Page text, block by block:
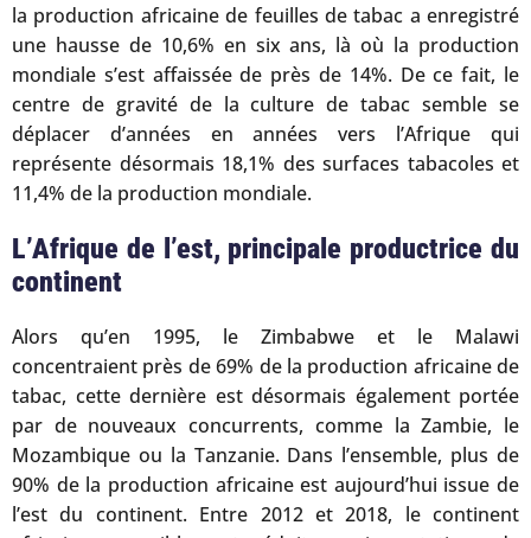
la production africaine de feuilles de tabac a enregistré
une hausse de 10,6% en six ans, là où la production
mondiale s’est affaissée de près de 14%. De ce fait, le
centre de gravité de la culture de tabac semble se
déplacer d’années en années vers l’Afrique qui
représente désormais 18,1% des surfaces tabacoles et
11,4% de la production mondiale.
L’Afrique de l’est, principale productrice du
continent
Alors qu’en 1995, le Zimbabwe et le Malawi
concentraient près de 69% de la production africaine de
tabac, cette dernière est désormais également portée
par de nouveaux concurrents, comme la Zambie, le
Mozambique ou la Tanzanie. Dans l’ensemble, plus de
90% de la production africaine est aujourd’hui issue de
l’est du continent. Entre 2012 et 2018, le continent